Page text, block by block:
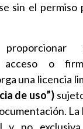
sin el
proporcionar
acceso o
una licencia
de uso”)
La
y no